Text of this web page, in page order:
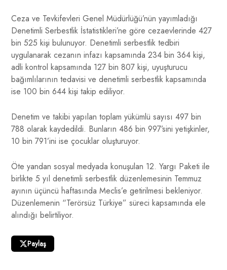
Ceza ve Tevkifevleri Genel Müdürlüğü’nün yayımladığı
Denetimli Serbestlik İstatistikleri’ne göre cezaevlerinde 427
bin 525 kişi bulunuyor. Denetimli serbestlik tedbiri
uygulanarak cezanın infazı kapsamında 234 bin 364 kişi,
adli kontrol kapsamında 127 bin 807 kişi, uyuşturucu
bağımlılarının tedavisi ve denetimli serbestlik kapsamında
ise 100 bin 644 kişi takip ediliyor.
Denetim ve takibi yapılan toplam yükümlü sayısı 497 bin
788 olarak kaydedildi. Bunların 486 bin 997’sini yetişkinler,
10 bin 791’ini ise çocuklar oluşturuyor.
Öte yandan sosyal medyada konuşulan 12. Yargı Paketi ile
birlikte 5 yıl denetimli serbestlik düzenlemesinin Temmuz
ayının üçüncü haftasında Meclis’e getirilmesi bekleniyor.
Düzenlemenin “Terörsüz Türkiye” süreci kapsamında ele
alındığı belirtiliyor.
Paylaş